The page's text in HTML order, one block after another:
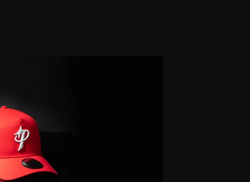
Parisii
Volontaires
ON RECRUTE
Contact